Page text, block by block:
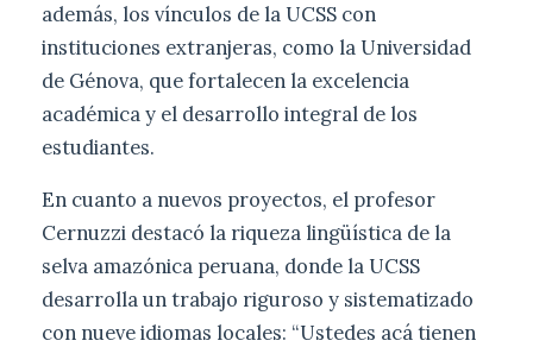
además, los vínculos de la UCSS con
instituciones extranjeras, como la Universidad
de Génova, que fortalecen la excelencia
académica y el desarrollo integral de los
estudiantes.
En cuanto a nuevos proyectos, el profesor
Cernuzzi destacó la riqueza lingüística de la
selva amazónica peruana, donde la UCSS
desarrolla un trabajo riguroso y sistematizado
con nueve idiomas locales: “Ustedes acá tienen